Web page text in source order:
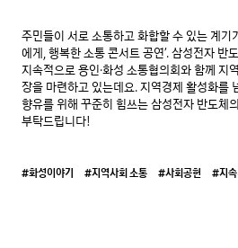
주민들이 서로 소통하고 화합할 수 있는 계
에게, 행복한 소통 콘서트 공연’. 삼성전자 반
지속적으로 용인·화성 소통협의회와 함께 지
장을 마련하고 있는데요. 지역경제 활성화를
향유를 위해 꾸준히 힘쓰는 삼성전자 반도체
부탁드립니다!
#화성이야기 #지역사회 소통 #사회공헌 #지